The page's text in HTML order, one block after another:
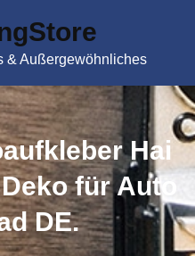
& Außergewöhnliches
Hai
für Auto
DE.